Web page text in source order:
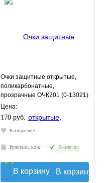
Очки защитные открытые,
поликарбонатные,
прозрачные ОЧК201 (0-13021)
Цена:
170 руб.
В избранное
Купить в 1 клик В наличии
В корзину